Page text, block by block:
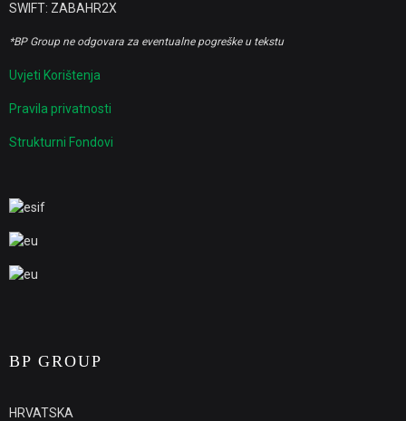
SWIFT: ZABAHR2X
*BP Group ne odgovara za eventualne pogreške u tekstu
Uvjeti Korištenja
Pravila privatnosti
Strukturni Fondovi
BP GROUP
HRVATSKA